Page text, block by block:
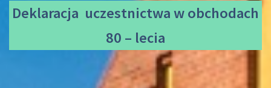
Deklaracja uczestnictwaw obchodach
80 – lecia